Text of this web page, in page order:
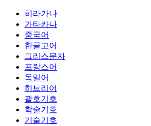
히라가나
가타카나
중국어
한글고어
그리스문자
프랑스어
독일어
히브리어
괄호기호
학술기호
기술기호